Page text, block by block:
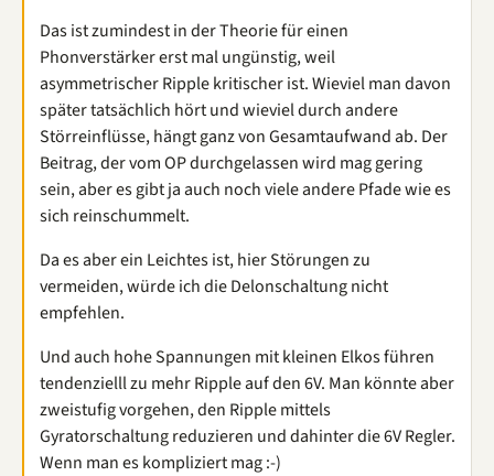
Das ist zumindest in der Theorie für einen
Phonverstärker erst mal ungünstig, weil
asymmetrischer Ripple kritischer ist. Wieviel man davon
später tatsächlich hört und wieviel durch andere
Störreinflüsse, hängt ganz von Gesamtaufwand ab. Der
Beitrag, der vom OP durchgelassen wird mag gering
sein, aber es gibt ja auch noch viele andere Pfade wie es
sich reinschummelt.
Da es aber ein Leichtes ist, hier Störungen zu
vermeiden, würde ich die Delonschaltung nicht
empfehlen.
Und auch hohe Spannungen mit kleinen Elkos führen
tendenzielll zu mehr Ripple auf den 6V. Man könnte aber
zweistufig vorgehen, den Ripple mittels
Gyratorschaltung reduzieren und dahinter die 6V Regler.
Wenn man es kompliziert mag :-)